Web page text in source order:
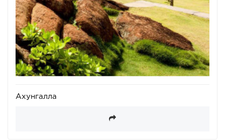
Ахунгалла